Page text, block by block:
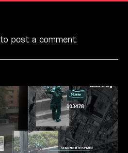
to post a comment.